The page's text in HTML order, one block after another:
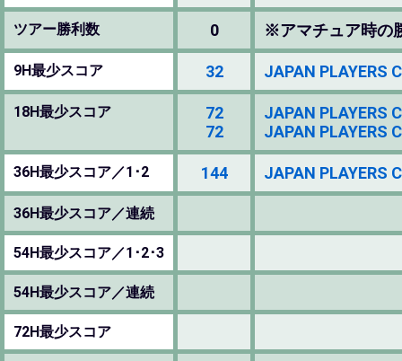
ツアー勝利数 0 ※アマチュア時の
9H最少スコア 32 JAPAN PLAYERS
18H最少スコア
72
72
JAPAN PLAYERS
JAPAN PLAYERS
36H最少スコア／1･2 144 JAPAN PLAYERS
36H最少スコア／連続
54H最少スコア／1･2･3
54H最少スコア／連続
72H最少スコア